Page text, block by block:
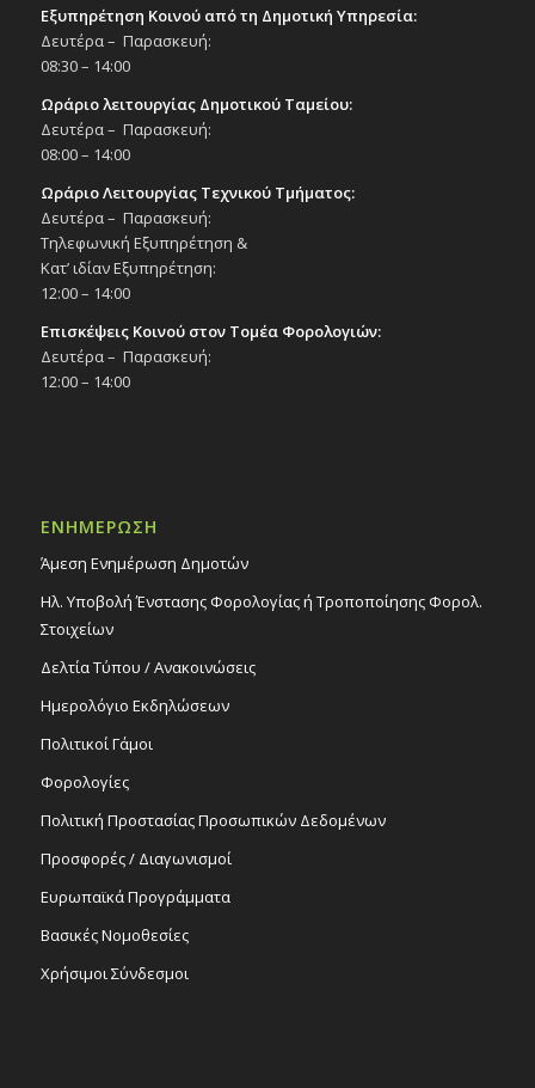
Εξυπηρέτηση Κοινού από τη Δημοτική Υπηρεσία:
Δευτέρα – Παρασκευή:
08:30 – 14:00
Ωράριο λειτουργίας Δημοτικού Ταμείου:
Δευτέρα – Παρασκευή:
08:00 – 14:00
Ωράριο Λειτουργίας Τεχνικού Τμήματος:
Δευτέρα – Παρασκευή:
Τηλεφωνική Εξυπηρέτηση &
Κατ’ ιδίαν Εξυπηρέτηση:
12:00 – 14:00
Επισκέψεις Κοινού στον Τομέα Φορολογιών:
Δευτέρα – Παρασκευή:
12:00 – 14:00
ΕΝΗΜΕΡΩΣΗ
Άμεση Ενημέρωση Δημοτών
Ηλ. Υποβολή Ένστασης Φορολογίας ή Τροποποίησης Φορολ.
Στοιχείων
Δελτία Τύπου / Ανακοινώσεις
Ημερολόγιο Εκδηλώσεων
Πολιτικοί Γάμοι
Φορολογίες
Πολιτική Προστασίας Προσωπικών Δεδομένων
Προσφορές / Διαγωνισμοί
Ευρωπαϊκά Προγράμματα
Βασικές Νομοθεσίες
Χρήσιμοι Σύνδεσμοι